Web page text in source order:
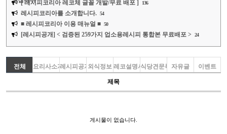
[ 레시피코리아 레코체 글꼴 개발/무료 배포 ] 136
레시피코리아를 소개합니다. 54
■ 레시피코리아 이용 매뉴얼 ■ 50
[레시피공개] < 검증된 259가지 업소용레시피 통합본 무료배포 > 24
전체 요리사소개레시피공개외식정보 레코설명서식당견문록 자유글 이벤트
제목
게시물이 없습니다.